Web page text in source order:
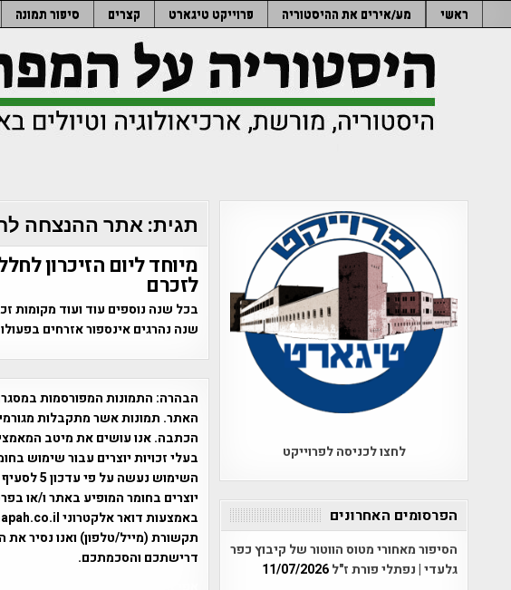
to
ראשי מע/אירים את ההיסטוריה פרוייקט טיגארט קצרים סיפור תמונה
תגית:אתר ההנצחה
מיוחד ליום הזיכרון
לזכרם
בכל שנה נוספים עוד ועוד מקומות
שנה נהרגים אינספור אזרחים
הבהרה: התמונות המפורסמות
האתר. תמונות אשר מתקבלות
הכתבה. אנו עושים את מיטב
בעלי זכויות יוצרים עבור שימוש
יוצרים בחומר המופיע באתר ו/או
תקשורת (מייל/טלפון) ואנו נסיר את
דרישתכם והסכמתכם.
לחצו לכניסה לפרוייקט
הפרסומים האחרונים
הסיפור מאחורי מטוס הווטור של קיבוץ כפר
גלעדי | נפתלי פורת ז"ל11/07/2026